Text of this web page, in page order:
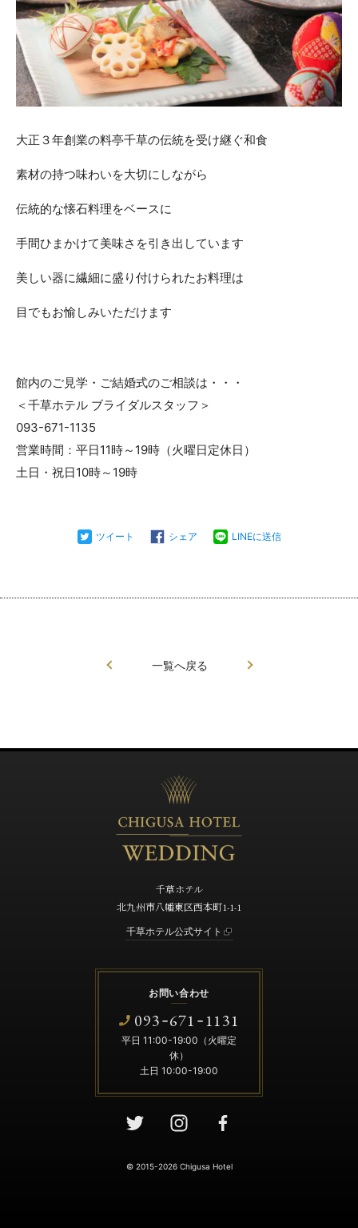
»プライバシーポリシー
大正３年創業の料亭千草の伝統を受け継ぐ和食
素材の持つ味わいを大切にしながら
伝統的な懐石料理をベースに
手間ひまかけて美味さを引き出しています
美しい器に繊細に盛り付けられたお料理は
目でもお愉しみいただけます
館内のご見学・ご結婚式のご相談は・・・
＜千草ホテル ブライダルスタッフ＞
093-671-1135
営業時間：平日11時～19時（火曜日定休日）
土日・祝日10時～19時
ツイート シェア LINEに送信
一覧へ戻る
千草ホテル
北九州市八幡東区西本町1-1-1
千草ホテル公式サイト
お問い合わせ
093-671 -1131
平日 11:00-19:00（火曜定
休）
土日 10:00-19:00
© 2015-2026 Chigusa Hotel